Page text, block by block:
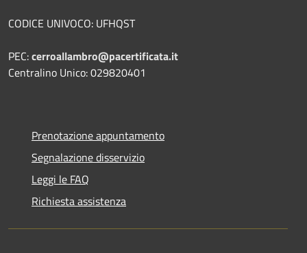
CODICE UNIVOCO: UFHQST
PEC:cerroallambro@pacertificata.it
Centralino Unico: 029820401
Prenotazione appuntamento
Segnalazione disservizio
Leggi le FAQ
Richiesta assistenza